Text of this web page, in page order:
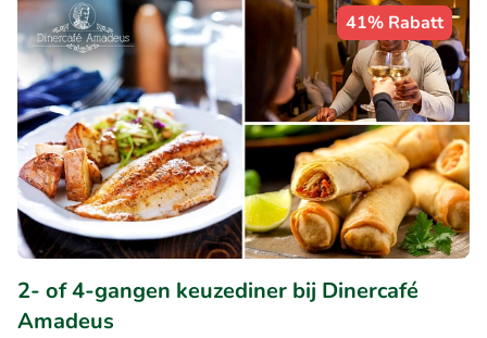
41% Rabatt
2- of 4-gangen keuzediner bij Dinercafé
Amadeus